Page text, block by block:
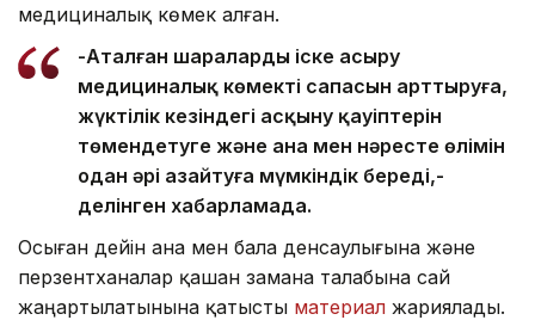
медициналық көмек алған.
-Аталған шараларды іске асыру
медициналық көмектің сапасын арттыруға,
жүктілік кезіндегі асқыну қауіптерін
төмендетуге және ана мен нәресте өлімін
одан әрі азайтуға мүмкіндік береді,-
делінген хабарламада.
Осыған дейін ана мен бала денсаулығына және
перзентханалар қашан замана талабына сай
жаңартылатынына қатысты материал жариялады.